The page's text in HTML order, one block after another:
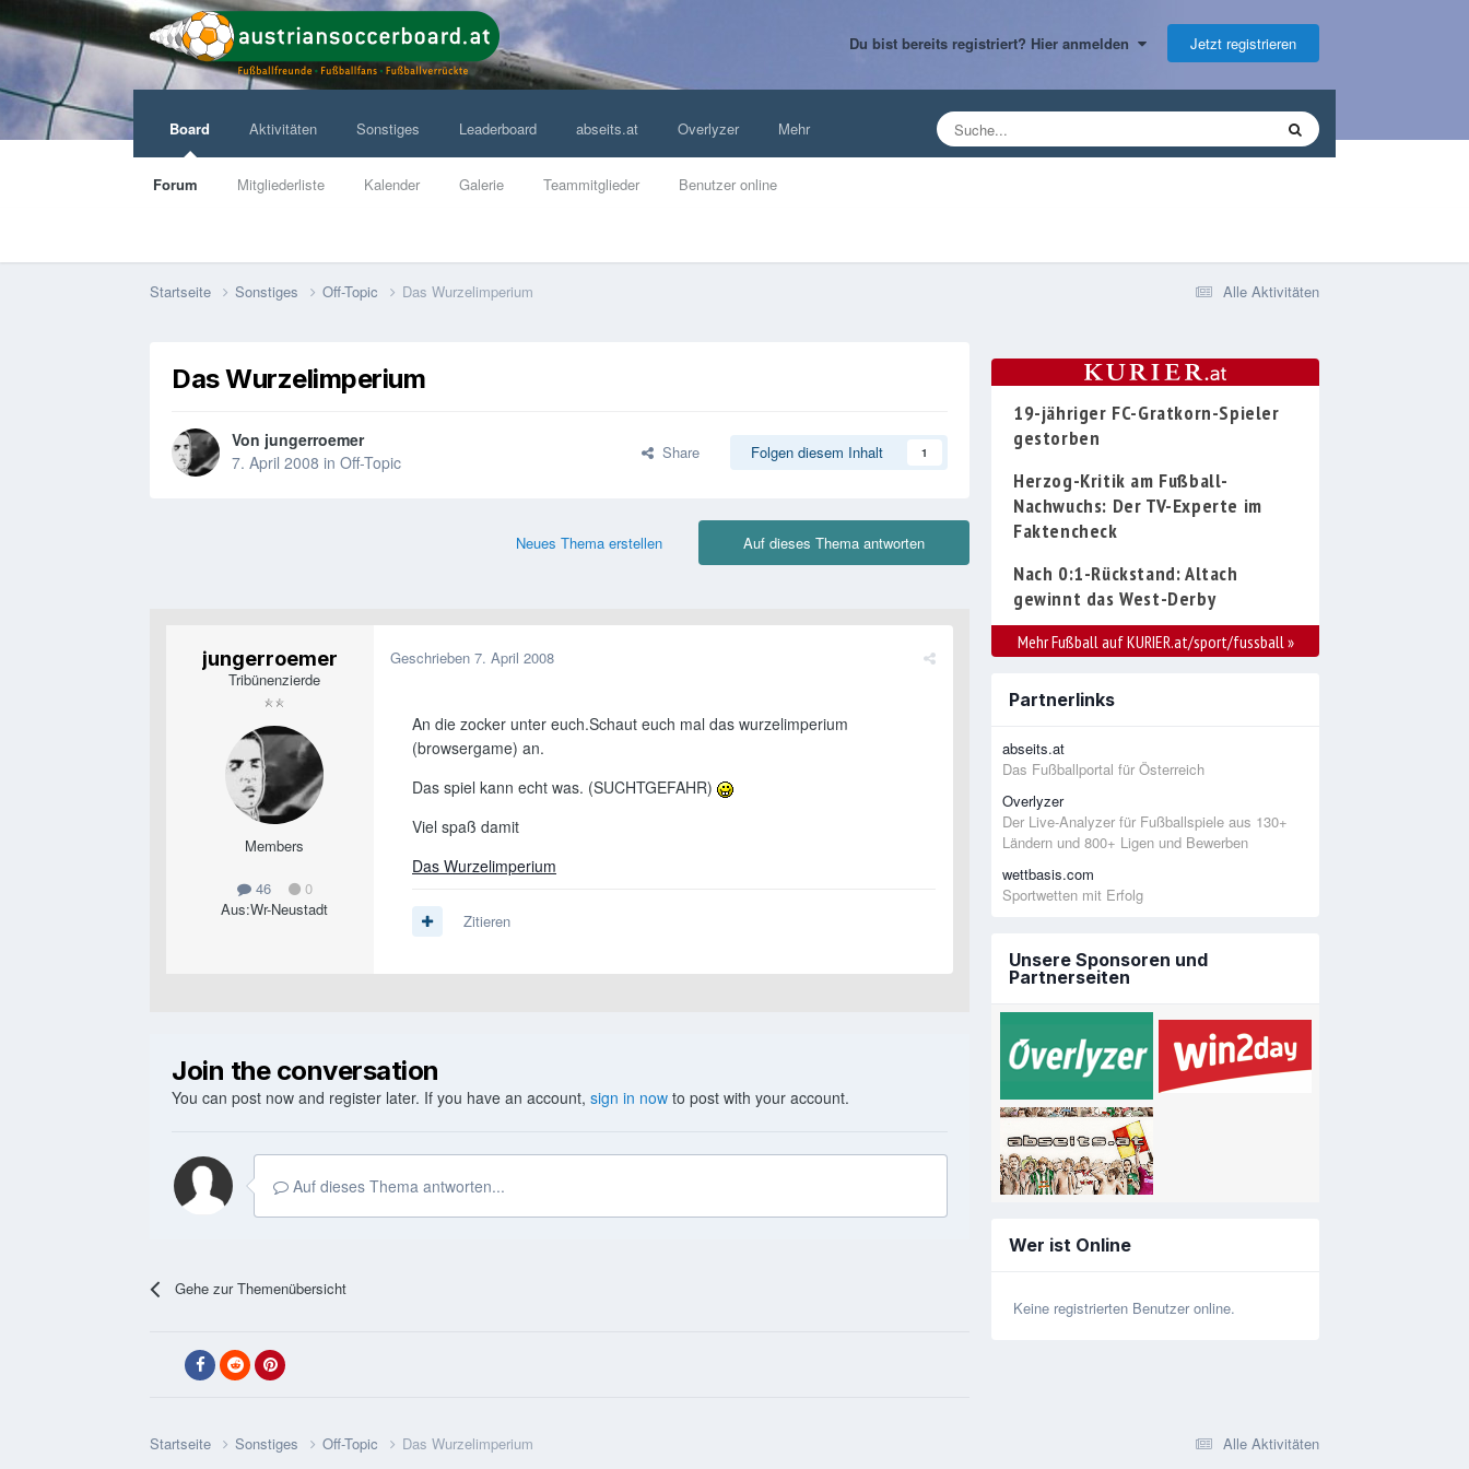
Du bist bereits registriert? Hier anmelden Jetzt registrieren
Board
Forum Mitgliederliste Kalender Galerie Teammitglieder Benutzer online
Aktivitäten Sonstiges Leaderboard abseits.at Overlyzer Mehr
Alle Aktivitäten
Startseite Sonstiges Off-Topic Das Wurzelimperium
Das Wurzelimperium
Von jungerroemer
7. April 2008 in Off-Topic Share Folgen diesem Inhalt 1
Auf dieses Thema antworten
Neues Thema erstellen
jungerroemer
Tribünenzierde
Members
46
0
Aus:Wr-Neustadt
Geschrieben 7. April 2008
An die zocker unter euch.Schaut euch mal das wurzelimperium
(browsergame) an.
Das spiel kann echt was. (SUCHTGEFAHR)
Viel spaß damit
Das Wurzelimperium
Zitieren
Join the conversation
You can post now and register later. If you have an account, sign in now to post with your account.
Auf dieses Thema antworten...
Gehe zur Themenübersicht
19-jähriger FC-Gratkorn-Spieler
gestorben
Herzog-Kritik am Fußball-
Nachwuchs: Der TV-Experte im
Faktencheck
Nach 0:1-Rückstand: Altach
gewinnt das West-Derby
Mehr Fußball auf KURIER.at/sport/fussball »
Partnerlinks
abseits.at
Das Fußballportal für Österreich
Overlyzer
Der Live-Analyzer für Fußballspiele aus 130+
Ländern und 800+ Ligen und Bewerben
wettbasis.com
Sportwetten mit Erfolg
Unsere Sponsoren und
Partnerseiten
Wer ist Online
Keine registrierten Benutzer online.
Alle Aktivitäten
Startseite Sonstiges Off-Topic Das Wurzelimperium